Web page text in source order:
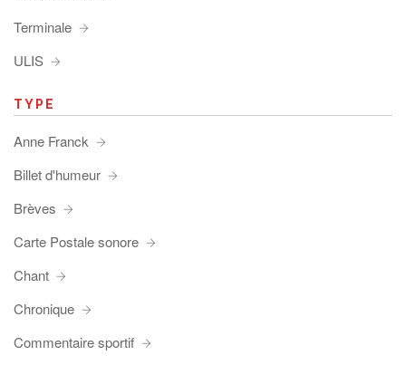
Terminale
ULIS
TYPE
Anne Franck
Billet d'humeur
Brèves
Carte Postale sonore
Chant
Chronique
Commentaire sportif